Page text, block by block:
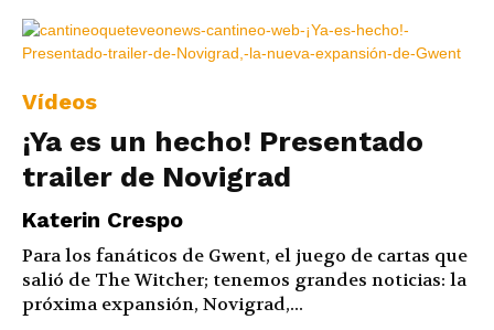
Vídeos
¡Ya es un hecho! Presentado
trailer de Novigrad
Katerin Crespo
Para los fanáticos de Gwent, el juego de cartas que
salió de The Witcher; tenemos grandes noticias: la
próxima expansión, Novigrad,...